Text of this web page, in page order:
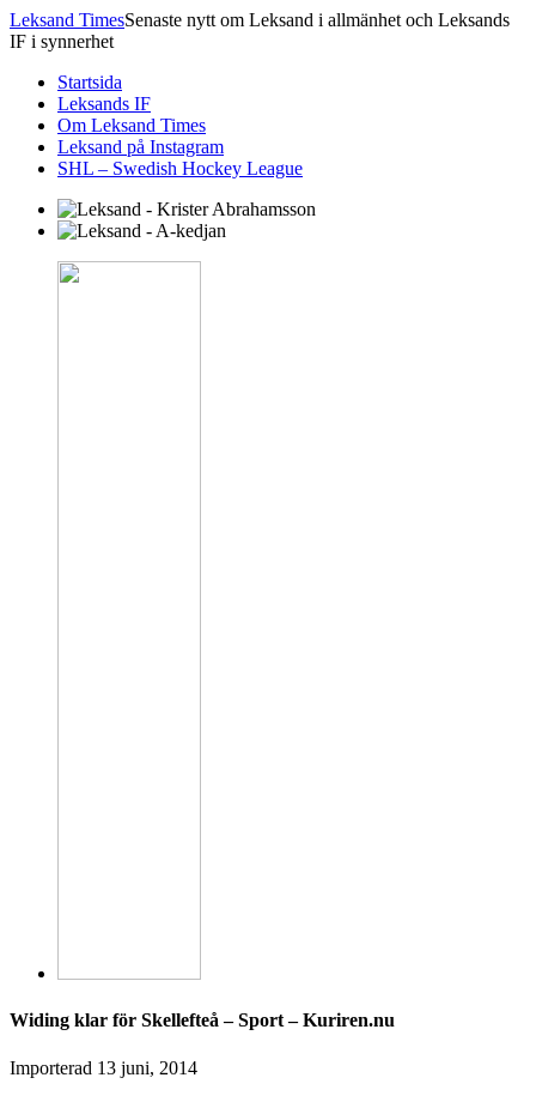
Leksand TimesSenaste nytt om Leksand i allmänhet och Leksands
IF i synnerhet
Startsida
Leksands IF
Om Leksand Times
Leksand på Instagram
SHL – Swedish Hockey League
Widing klar för Skellefteå – Sport – Kuriren.nu
Importerad 13 juni, 2014